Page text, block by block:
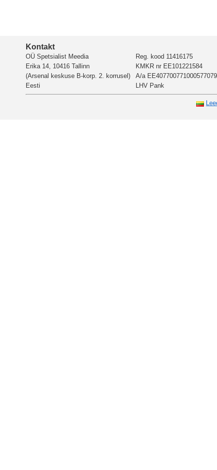
Kontakt
OÜ Spetsialist Meedia
Erika 14, 10416 Tallinn
(Arsenal keskuse B-korp. 2. korrusel)
Eesti
Reg. kood 11416175
KMKR nr EE101221584
A/a EE407700771000577079
LHV Pank